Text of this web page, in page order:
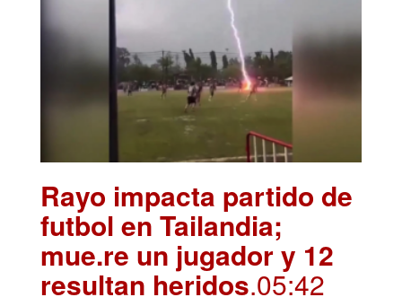
Rayo impacta partido de
futbol en Tailandia;
mue.re un jugador y 12
resultan heridos.05:42